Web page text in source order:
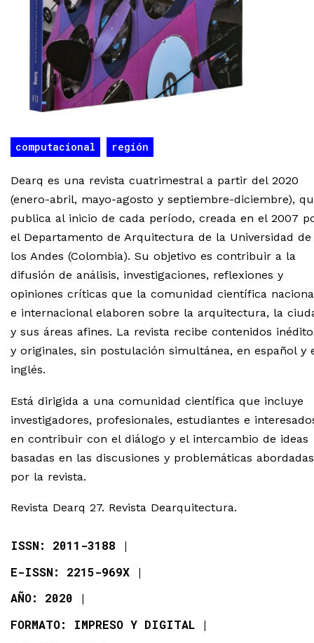
computacional región
Dearq es una revista cuatrimestral a partir del 2020
(enero-abril, mayo-agosto y septiembre-diciembre),
publica al inicio de cada período, creada en el 2007
el Departamento de Arquitectura de la Universidad de
los Andes (Colombia). Su objetivo es contribuir a la
difusión de análisis, investigaciones, reflexiones y
opiniones críticas que la comunidad científica
e internacional elaboren sobre la arquitectura, la
y sus áreas afines. La revista recibe contenidos
y originales, sin postulación simultánea, en español y
inglés.
Está dirigida a una comunidad científica que incluye
investigadores, profesionales, estudiantes e
en contribuir con el diálogo y el intercambio de ideas
basadas en las discusiones y problemáticas abordadas
por la revista.
Revista Dearq 27. Revista Dearquitectura.
ISSN: 2011-3188
E-ISSN: 2215-969X
AÑO: 2020
FORMATO: IMPRESO Y DIGITAL